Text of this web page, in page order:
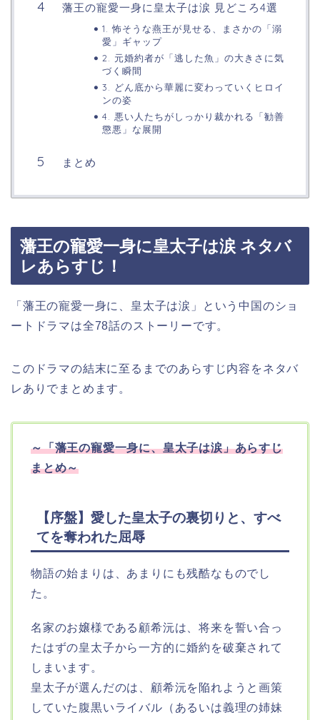
藩王の寵愛一身に皇太子は涙 見どころ4選
1. 怖そうな燕王が見せる、まさかの「溺
愛」ギャップ
2. 元婚約者が「逃した魚」の大きさに気
づく瞬間
3. どん底から華麗に変わっていくヒロイ
ンの姿
4. 悪い人たちがしっかり裁かれる「勧善
懲悪」な展開
まとめ
藩王の寵愛一身に皇太子は涙 ネタバ
レあらすじ！
「藩王の寵愛一身に、皇太子は涙」という中国のショ
ートドラマは全78話のストーリーです。
このドラマの結末に至るまでのあらすじ内容をネタバ
レありでまとめます。
～「藩王の寵愛一身に、皇太子は涙」あらすじ
まとめ～
【序盤】愛した皇太子の裏切りと、すべ
てを奪われた屈辱
物語の始まりは、あまりにも残酷なものでし
た。
名家のお嬢様である顧希沅は、将来を誓い合っ
たはずの皇太子から一方的に婚約を破棄されて
しまいます。
皇太子が選んだのは、顧希沅を陥れようと画策
していた腹黒いライバル（あるいは義理の姉妹